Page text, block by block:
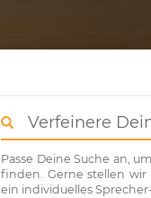
Verfeinere
Passe Deine Suche an,
finden. Gerne stellen wir
ein individuelles